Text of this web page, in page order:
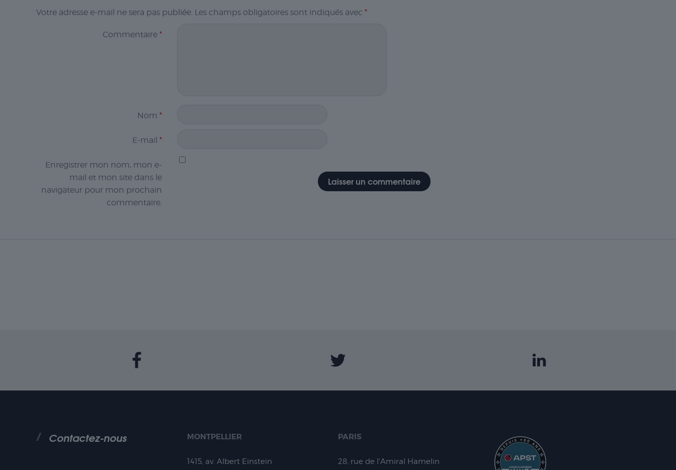
Votre adresse e-mail ne sera pas publiée. Les champs obligatoires sont indiqués avec *
Commentaire *
Nom *
E-mail *
Enregistrer mon nom, mon e-
mail et mon site dans le
navigateur pour mon prochain
commentaire.
Contactez-nous MONTPELLIER
1415, av. Albert Einstein
PARIS
28, rue de l'Amiral Hamelin